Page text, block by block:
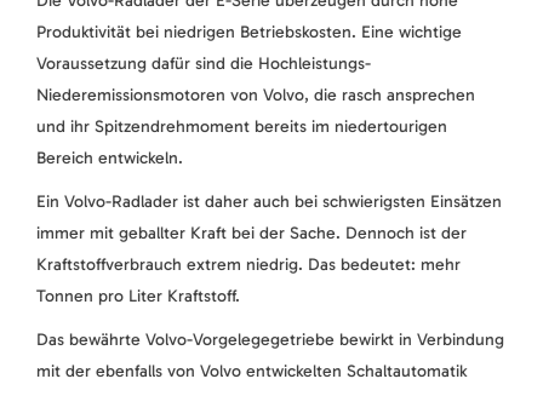
Produktivität bei niedrigen Betriebskosten. Eine wichtige
Voraussetzung dafür sind die Hochleistungs-
Niederemissionsmotoren von Volvo, die rasch ansprechen
und ihr Spitzendrehmoment bereits im niedertourigen
Bereich entwickeln.
Ein Volvo-Radlader ist daher auch bei schwierigsten Einsätzen
immer mit geballter Kraft bei der Sache. Dennoch ist der
Kraftstoffverbrauch extrem niedrig. Das bedeutet: mehr
Tonnen pro Liter Kraftstoff.
Das bewährte Volvo-Vorgelegegetriebe bewirkt in Verbindung
mit der ebenfalls von Volvo entwickelten Schaltautomatik